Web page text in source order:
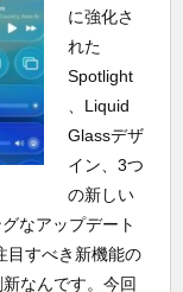
に強化さ
れた
Spotlight
、Liquid
Glassデザ
イン、3つ
の新しい
なアップデート
目すべき新機能の
なんです。今回